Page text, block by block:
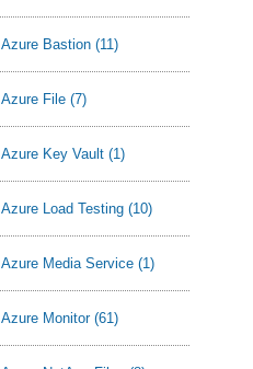
Azure Bastion (11)
Azure File (7)
Azure Key Vault (1)
Azure Load Testing (10)
Azure Media Service (1)
Azure Monitor (61)